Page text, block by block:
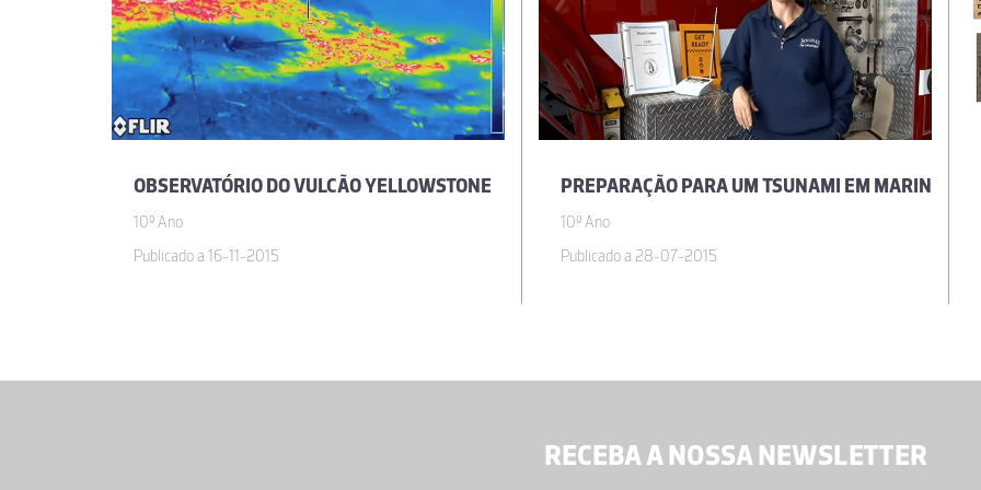
OBSERVATÓRIO DO VULCÃO YELLOWSTONE
10º Ano
Publicado a 16-11-2015
PREPARAÇÃO PARA UM TSUNAMI EM MARIN
10º Ano
Publicado a 28-07-2015
RECEBA A NOSSA NEWSLETTER